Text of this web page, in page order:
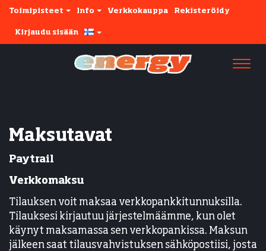
Toimipisteet Info Verkkokauppa Rekisteröidy
Kirjaudu sisään
Maksutavat
Paytrail
Verkkomaksu
Tilauksen voit maksaa verkkopankkitunnuksilla.
Tilauksesi kirjautuu järjestelmäämme, kun olet
käynyt maksamassa sen verkkopankissa. Maksun
jälkeen saat tilausvahvistuksen sähköpostiisi, josta